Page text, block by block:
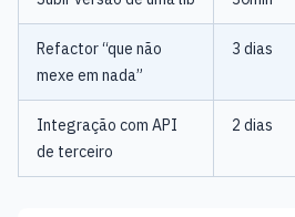
Refactor “que não
mexe em nada”
3 dias
Integração com API
de terceiro
2 dias